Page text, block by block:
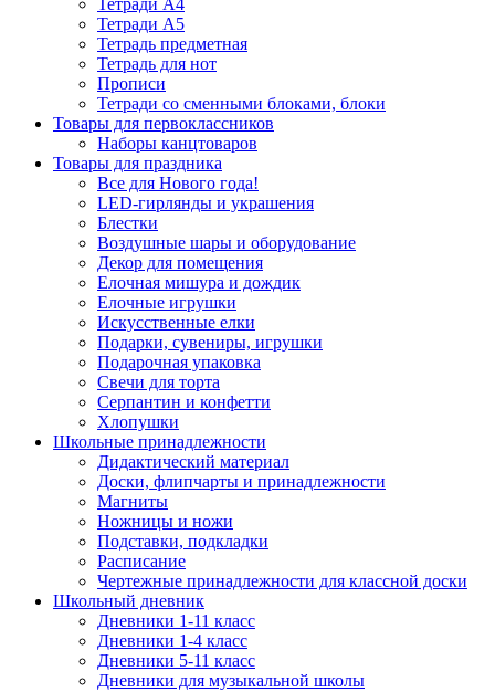
Тетради А4
Тетради А5
Тетрадь предметная
Тетрадь для нот
Прописи
Тетради со сменными блоками, блоки
Товары для первоклассников
Наборы канцтоваров
Товары для праздника
Все для Нового года!
LED-гирлянды и украшения
Блестки
Воздушные шары и оборудование
Декор для помещения
Елочная мишура и дождик
Елочные игрушки
Искусственные елки
Подарки, сувениры, игрушки
Подарочная упаковка
Свечи для торта
Серпантин и конфетти
Хлопушки
Школьные принадлежности
Дидактический материал
Доски, флипчарты и принадлежности
Магниты
Ножницы и ножи
Подставки, подкладки
Расписание
Чертежные принадлежности для классной доски
Школьный дневник
Дневники 1-11 класс
Дневники 1-4 класс
Дневники 5-11 класс
Дневники для музыкальной школы